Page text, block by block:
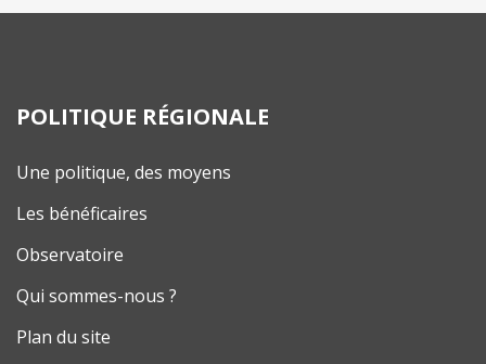
POLITIQUE RÉGIONALE
Une politique, des moyens
Les bénéficaires
Observatoire
Qui sommes-nous ?
Plan du site